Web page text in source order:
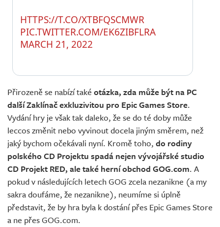
HTTPS://T.CO/XTBFQSCMWR
PIC.TWITTER.COM/EK6ZIBFLRA
MARCH 21, 2022
Přirozeně se nabízí také otázka, zda může být na PC
další Zaklínač exkluzivitou pro Epic Games Store.
Vydání hry je však tak daleko, že se do té doby může
leccos změnit nebo vyvinout docela jiným směrem, než
jaký bychom očekávali nyní. Kromě toho, do rodiny
polského CD Projektu spadá nejen vývojářské studio
CD Projekt RED, ale také herní obchod GOG.com. A
pokud v následujících letech GOG zcela nezanikne (a my
sakra doufáme, že nezanikne), neumíme si úplně
představit, že by hra byla k dostání přes Epic Games Store
a ne přes GOG.com.